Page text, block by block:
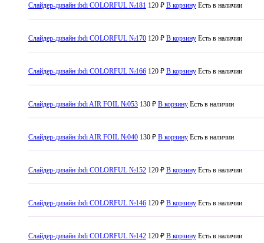
Слайдер-дизайн ibdi COLORFUL №181 120 ₽ В корзину Есть в наличии
Слайдер-дизайн ibdi COLORFUL №170 120 ₽ В корзину Есть в наличии
Слайдер-дизайн ibdi COLORFUL №166 120 ₽ В корзину Есть в наличии
Слайдер-дизайн ibdi AIR FOIL №053 130 ₽ В корзину Есть в наличии
Слайдер-дизайн ibdi AIR FOIL №040 130 ₽ В корзину Есть в наличии
Слайдер-дизайн ibdi COLORFUL №152 120 ₽ В корзину Есть в наличии
Слайдер-дизайн ibdi COLORFUL №146 120 ₽ В корзину Есть в наличии
Слайдер-дизайн ibdi COLORFUL №142 120 ₽ В корзину Есть в наличии